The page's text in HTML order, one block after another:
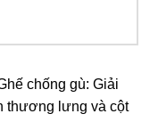
chống gù: Giải
thương lưng và cột